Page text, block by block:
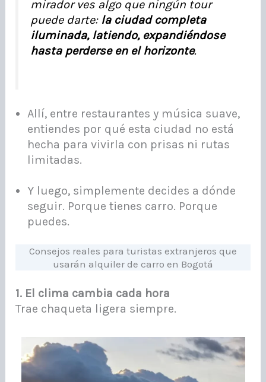
mirador ves algo que ningún tour
puede darte: la ciudad completa
iluminada, latiendo, expandiéndose
hasta perderse en el horizonte.
Allí, entre restaurantes y música suave,
entiendes por qué esta ciudad no está
hecha para vivirla con prisas ni rutas
limitadas.
Y luego, simplemente decides a dónde
seguir. Porque tienes carro. Porque
puedes.
Consejos reales para turistas extranjeros que
usarán alquiler de carro en Bogotá
1. El clima cambia cada hora
Trae chaqueta ligera siempre.